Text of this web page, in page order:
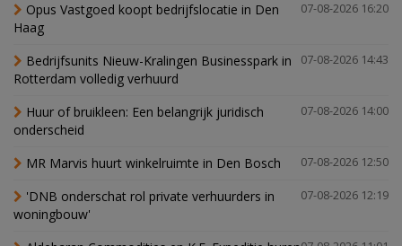
07-08-2026 16:20
Opus Vastgoed koopt bedrijfslocatie in Den
Haag
07-08-2026 14:43
Bedrijfsunits Nieuw-Kralingen Businesspark in
Rotterdam volledig verhuurd
07-08-2026 14:00
Huur of bruikleen: Een belangrijk juridisch
onderscheid
07-08-2026 12:50
MR Marvis huurt winkelruimte in Den Bosch
07-08-2026 12:19
'DNB onderschat rol private verhuurders in
woningbouw'